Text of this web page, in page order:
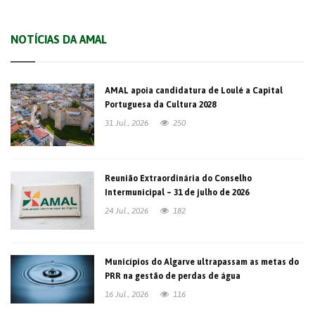
NOTÍCIAS DA AMAL
AMAL apoia candidatura de Loulé a Capital
Portuguesa da Cultura 2028
31 Jul., 2026
250
Reunião Extraordinária do Conselho
Intermunicipal – 31 de julho de 2026
24 Jul., 2026
182
Municípios do Algarve ultrapassam as metas do
PRR na gestão de perdas de água
16 Jul., 2026
116